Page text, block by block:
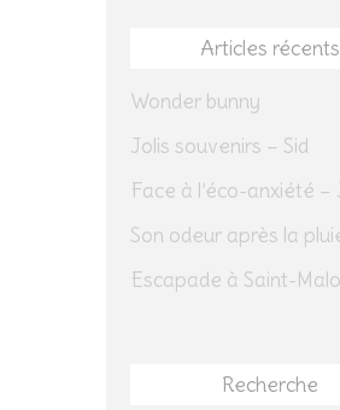
Articles récents
Wonder bunny
Jolis souvenirs – Sid
Recherche